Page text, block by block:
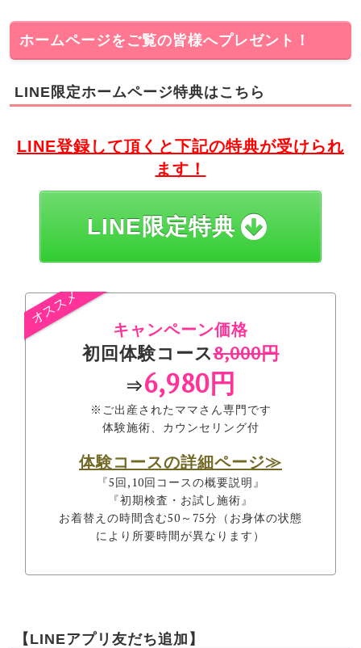
ホームページをご覧の皆様へプレゼント！
LINE限定ホームページ特典はこちら
LINE登録して頂くと下記の特典が受けられ
ます！
LINE限定特典
キャンペーン価格
初回体験コース8,000円
⇒6,980円
※ご出産されたママさん専門です
体験施術、カウンセリング付
体験コースの詳細ページ≫
『5回,10回コースの概要説明』
『初期検査・お試し施術』
お着替えの時間含む50～75分（お身体の状態
により所要時間が異なります）
【LINEアプリ友だち追加】